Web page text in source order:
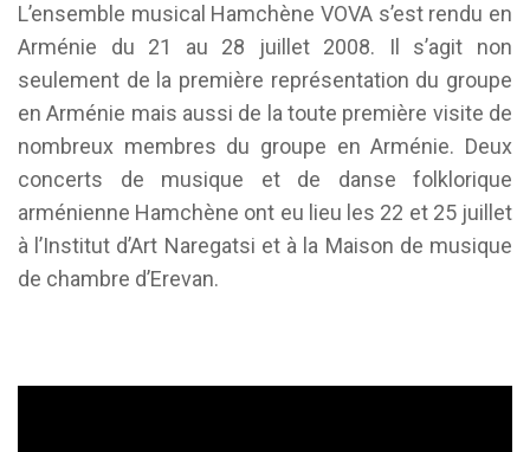
L’ensemble musical Hamchène VOVA s’est rendu en
Arménie du 21 au 28 juillet 2008. Il s’agit non
seulement de la première représentation du groupe
en Arménie mais aussi de la toute première visite de
nombreux membres du groupe en Arménie. Deux
concerts de musique et de danse folklorique
arménienne Hamchène ont eu lieu les 22 et 25 juillet
à l’Institut d’Art Naregatsi et à la Maison de musique
de chambre d’Erevan.